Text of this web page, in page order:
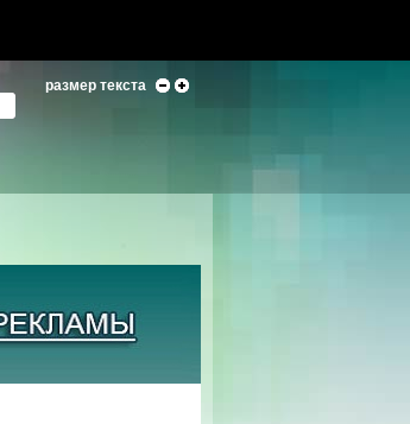
размер текста